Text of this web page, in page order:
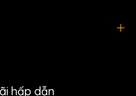
hấp dẫn